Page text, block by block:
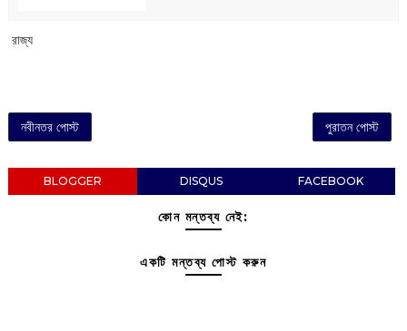
‌ রাজ্য
নবীনতর পোস্ট পুরাতন পোস্ট
BLOGGER DISQUS FACEBOOK
কোন মন্তব্য নেই:
একটি মন্তব্য পোস্ট করুন